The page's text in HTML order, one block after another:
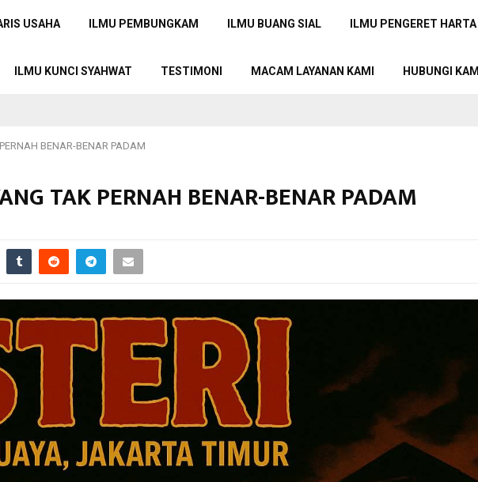
USAHA ILMU PEMBUNGKAM ILMU BUANG SIAL ILMU PENGERET HARTA
ILMU KUNCI SYAHWAT TESTIMONI MACAM LAYANAN KAMI HUBUNGI KAMI
BENAR-BENAR PADAM
TAK PERNAH BENAR-BENAR PADAM